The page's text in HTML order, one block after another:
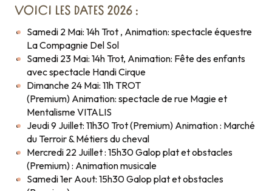
VOICI LES DATES 2026 :
Samedi 2 Mai: 14h Trot , Animation: spectacle équestre
La Compagnie Del Sol
Samedi 23 Mai: 14h Trot, Animation: Fête des enfants
avec spectacle Handi Cirque
Dimanche 24 Mai: 11h TROT
(Premium) Animation: spectacle de rue Magie et
Mentalisme VITALIS
Jeudi 9 Juillet: 11h30 Trot (Premium) Animation : Marché
du Terroir & Métiers du cheval
Mercredi 22 Juillet : 15h30 Galop plat et obstacles
(Premium) : Animation musicale
Samedi 1er Aout: 15h30 Galop plat et obstacles